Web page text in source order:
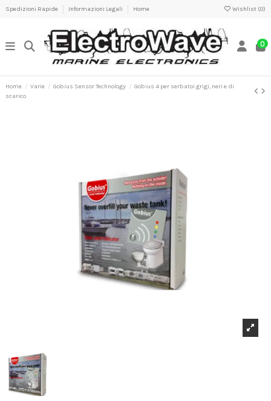
Spedizioni Rapide Informazioni Legali Home Wishlist (0)
0
Home Varie Gobius Sensor Technology
Gobius 4 per serbatoi grigi, neri e di
scarico